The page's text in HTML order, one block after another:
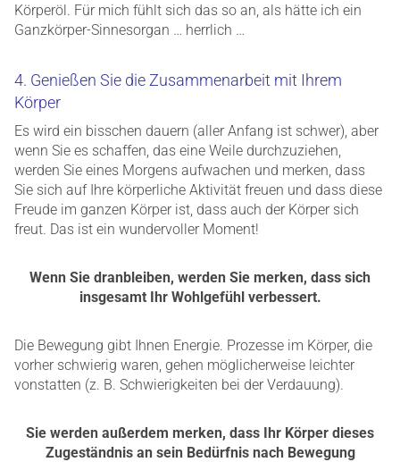
Körperöl. Für mich fühlt sich das so an, als hätte ich ein
Ganzkörper-Sinnesorgan … herrlich …
4. Genießen Sie die Zusammenarbeit mit Ihrem
Körper
Es wird ein bisschen dauern (aller Anfang ist schwer), aber
wenn Sie es schaffen, das eine Weile durchzuziehen,
werden Sie eines Morgens aufwachen und merken, dass
Sie sich auf Ihre körperliche Aktivität freuen und dass diese
Freude im ganzen Körper ist, dass auch der Körper sich
freut. Das ist ein wundervoller Moment!
Wenn Sie dranbleiben, werden Sie merken, dass sich
insgesamt Ihr Wohlgefühl verbessert.
Die Bewegung gibt Ihnen Energie. Prozesse im Körper, die
vorher schwierig waren, gehen möglicherweise leichter
vonstatten (z. B. Schwierigkeiten bei der Verdauung).
Sie werden außerdem merken, dass Ihr Körper dieses
Zugeständnis an sein Bedürfnis nach Bewegung